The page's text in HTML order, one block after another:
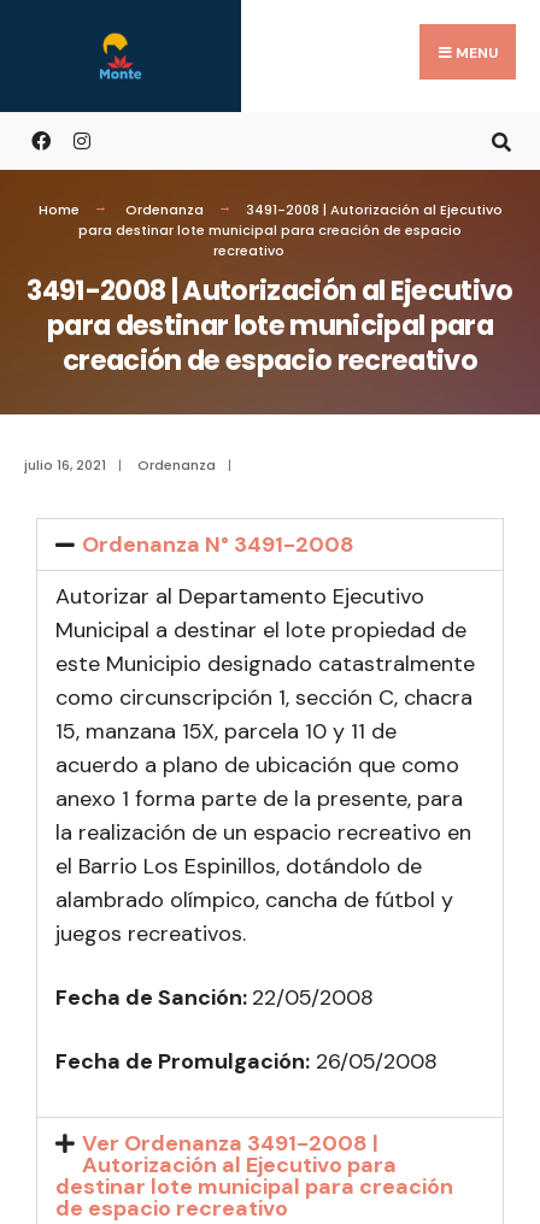
MENU
Home Ordenanza
3491-2008 | Autorización al Ejecutivo
para destinar lote municipal para creación de espacio
recreativo
3491-2008 | Autorización al Ejecutivo
para destinar lote municipal para
creación de espacio recreativo
julio 16, 2021 | Ordenanza |
Ordenanza N° 3491-2008
Autorizar al Departamento Ejecutivo
Municipal a destinar el lote propiedad de
este Municipio designado catastralmente
como circunscripción 1, sección C, chacra
15, manzana 15X, parcela 10 y 11 de
acuerdo a plano de ubicación que como
anexo 1 forma parte de la presente, para
la realización de un espacio recreativo en
el Barrio Los Espinillos, dotándolo de
alambrado olímpico, cancha de fútbol y
juegos recreativos.
Fecha de Sanción: 22/05/2008
Fecha de Promulgación: 26/05/2008
Ver Ordenanza 3491-2008 |
Autorización al Ejecutivo para
destinar lote municipal para creación
de espacio recreativo